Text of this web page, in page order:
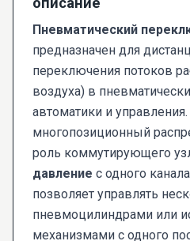
Пневматический
предназначен для
переключения потоков
воздуха) в
автоматики и управления.
многопозиционный
роль коммутирующего
давление с одного
позволяет управлять
пневмоцилиндрами или
механизмами с одного